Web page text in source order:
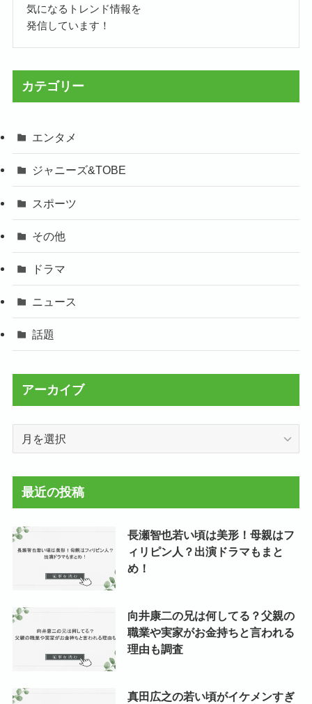
気になるトレンド情報を
発信しています！
カテゴリー
エンタメ
ジャニーズ&TOBE
スポーツ
その他
ドラマ
ニュース
話題
アーカイブ
最近の投稿
長瀬智也若い頃は美形！母親はフ
ィリピン人？出演ドラマもまと
め！
向井康二の兄は何してる？父親の
職業や実家がお金持ちと言われる
理由も調査
真田広之の若い頃がイケメンすぎ